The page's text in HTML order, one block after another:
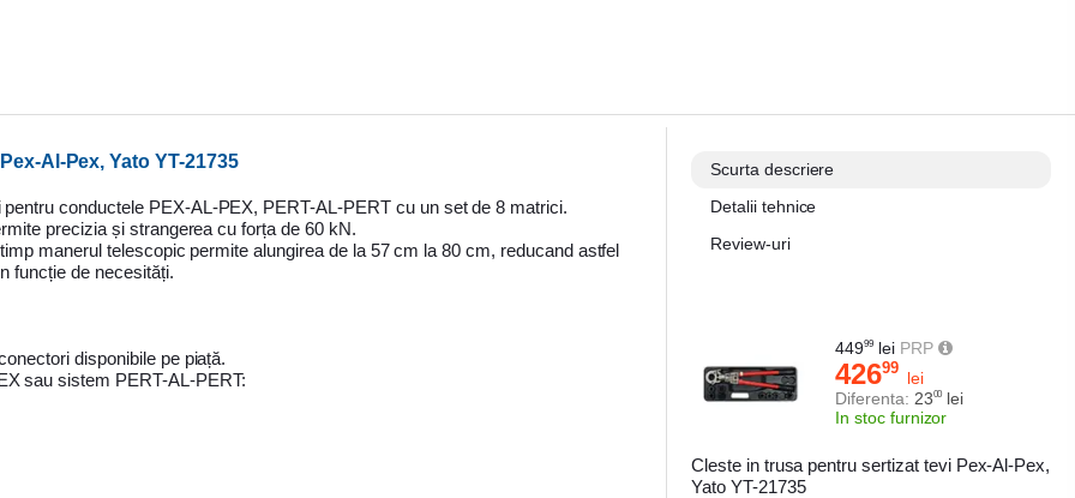
Scurta descriere
Detalii tehnice
Review-uri
44999lei PRP
42699
lei
Diferenta: 2300 lei
In stoc furnizor
Cleste in trusa pentru sertizat tevi Pex-Al-Pex,
Yato YT-21735
Al-Pex, Yato YT-21735
conductele PEX-AL-PEX, PERT-AL-PERT cu un set de 8 matrici.
precizia și strangerea cu forța de 60 kN.
manerul telescopic permite alungirea de la 57 cm la 80 cm, reducand astfel
funcție de necesități.
disponibile pe piață.
sau sistem PERT-AL-PERT: